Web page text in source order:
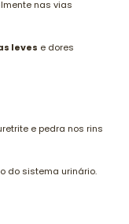
nas vias
leves e dores
e pedra nos rins
do sistema urinário.